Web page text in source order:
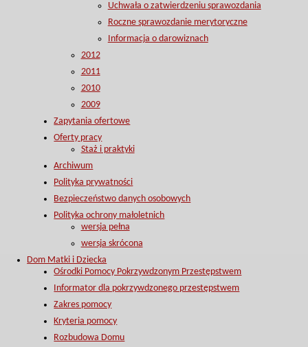
Uchwała o zatwierdzeniu sprawozdania
Roczne sprawozdanie merytoryczne
Informacja o darowiznach
2012
2011
2010
2009
Zapytania ofertowe
Oferty pracy
Staż i praktyki
Archiwum
Polityka prywatności
Bezpieczeństwo danych osobowych
Polityka ochrony małoletnich
wersja pełna
wersja skrócona
Dom Matki i Dziecka
Ośrodki Pomocy Pokrzywdzonym Przestępstwem
Informator dla pokrzywdzonego przestępstwem
Zakres pomocy
Kryteria pomocy
Rozbudowa Domu